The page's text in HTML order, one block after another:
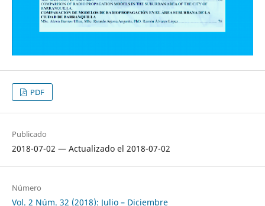
PDF
Publicado
2018-07-02 — Actualizado el 2018-07-02
Número
Vol. 2 Núm. 32 (2018): Julio – Diciembre